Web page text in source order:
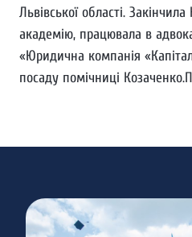
Львівської області.
академію, працювала в
«Юридична компанія
посаду помічниці